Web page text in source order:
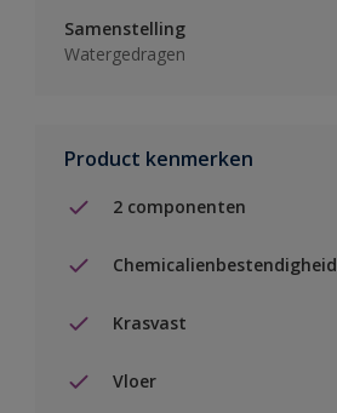
Samenstelling
Watergedragen
Product kenmerken
2 componenten
Chemicalienbestendigheid
Krasvast
Vloer